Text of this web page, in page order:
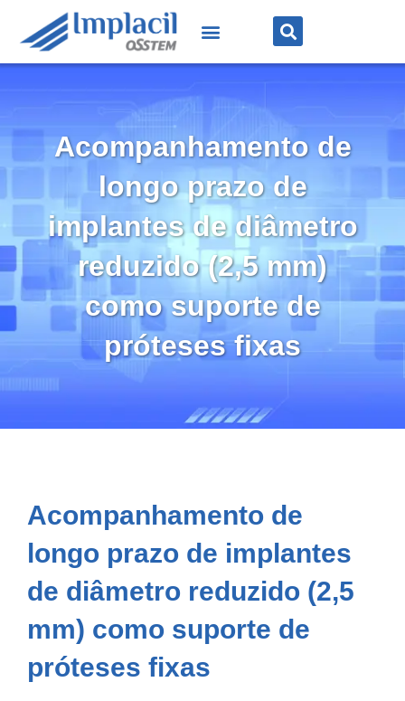
Acompanhamento de
longo prazo de
implantes de diâmetro
reduzido (2,5 mm)
como suporte de
próteses fixas
Acompanhamento de
longo prazo de implantes
de diâmetro reduzido (2,5
mm) como suporte de
próteses fixas